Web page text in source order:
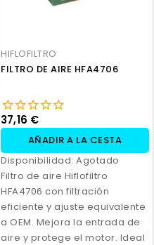
HIFLOFILTRO
FILTRO DE AIRE HFA4706
37,16 €
AÑADIR A LA CESTA
Disponibilidad: Agotado
Filtro de aire Hiflofiltro
HFA4706 con filtración
eficiente y ajuste equivalente
a OEM. Mejora la entrada de
aire y protege el motor. Ideal